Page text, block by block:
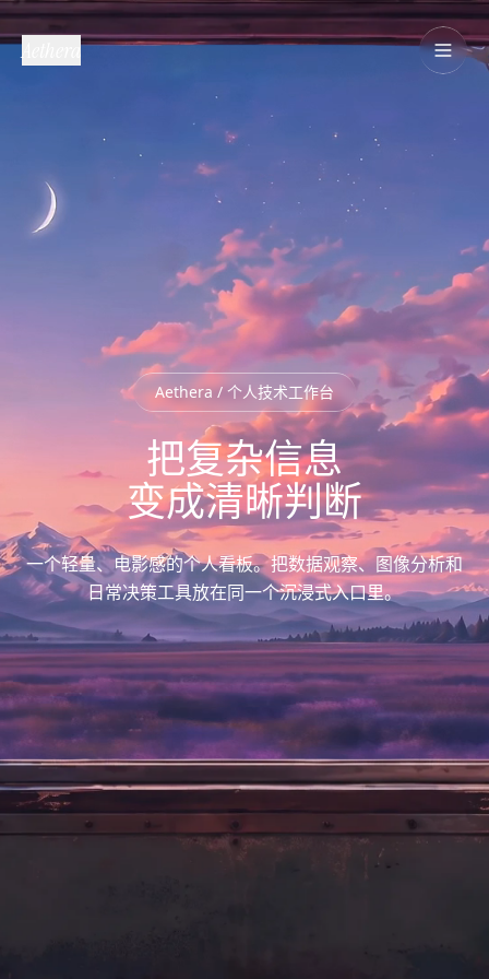
Aethera / 个人技术工作台
把复杂信息
变成清晰判断
一个轻量、电影感的个人看板。把数据观察、图像分析和
日常决策工具放在同一个沉浸式入口里。